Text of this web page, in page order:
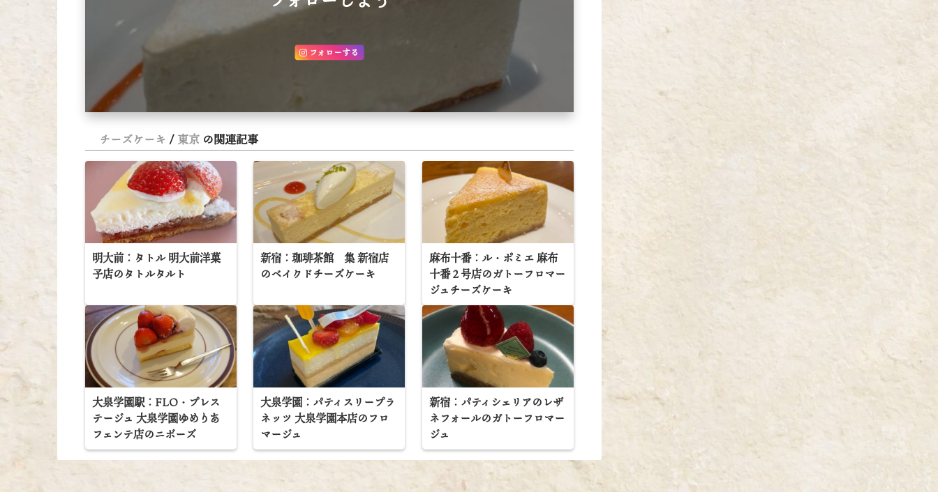
フォローする
チーズケーキ 東京 の関連記事
明大前：タトル 明大前洋菓
子店のタトルタルト
新宿：珈琲茶館 集 新宿店
のベイクドチーズケーキ
麻布十番：ル・ポミエ 麻布
十番２号店のガトーフロマー
ジュチーズケーキ
大泉学園駅：FLO・プレス
テージュ 大泉学園ゆめりあ
フェンテ店のニボーズ
大泉学園：パティスリープラ
ネッツ 大泉学園本店のフロ
マージュ
新宿：パティシェリアのレザ
ネフォールのガトーフロマー
ジュ